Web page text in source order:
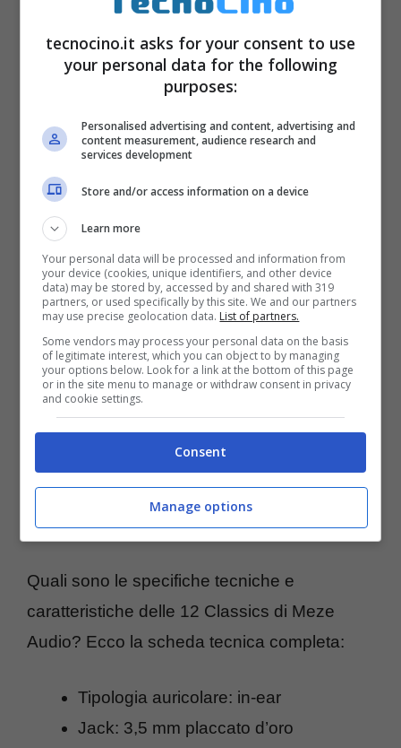
Specifiche tecniche Meze
Audio 12 Classics
Quali sono le specifiche tecniche e
caratteristiche delle 12 Classics di Meze
Audio? Ecco la scheda tecnica completa:
Tipologia auricolare: in-ear
Jack: 3,5 mm placcato d’oro
tecnocino.it asks for your consent to use
your personal data for the following
purposes:
Personalised advertising and content, advertising and
content measurement, audience research and
services development
Store and/or access information on a device
Learn more
Your personal data will be processed and information from
your device (cookies, unique identifiers, and other device
data) may be stored by, accessed by and shared with 319
partners, or used specifically by this site. We and our partners
may use precise geolocation data. List of partners.
Some vendors may process your personal data on the basis
of legitimate interest, which you can object to by managing
your options below. Look for a link at the bottom of this page
or in the site menu to manage or withdraw consent in privacy
and cookie settings.
Consent
Manage options